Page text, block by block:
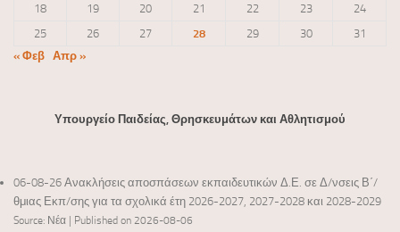
18
19 20 21 22 23
24
25
26 27 28 29 30
31
« Φεβ Απρ »
Υπουργείο Παιδείας, Θρησκευμάτων και Αθλητισμού
06-08-26 Ανακλήσεις αποσπάσεων εκπαιδευτικών Δ.Ε. σε Δ/νσεις Β΄/
θμιας Εκπ/σης για τα σχολικά έτη 2026-2027, 2027-2028 και 2028-2029
Source: Νέα Published on 2026-08-06